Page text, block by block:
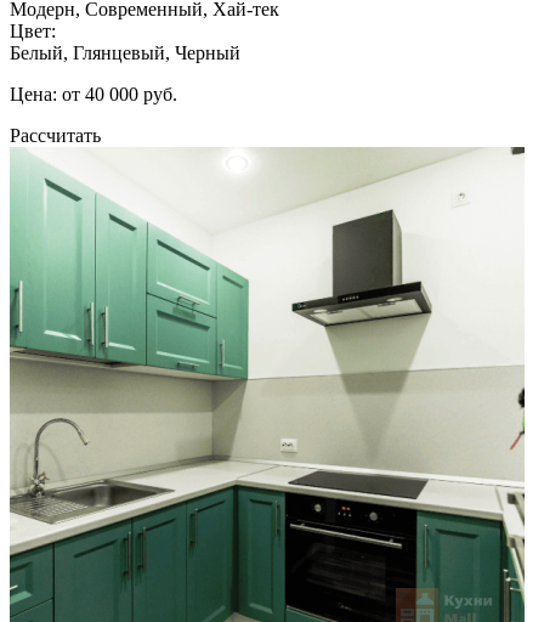
Модерн, Современный, Хай-тек
Цвет:
Белый, Глянцевый, Черный
Цена: от 40 000 руб.
Рассчитать